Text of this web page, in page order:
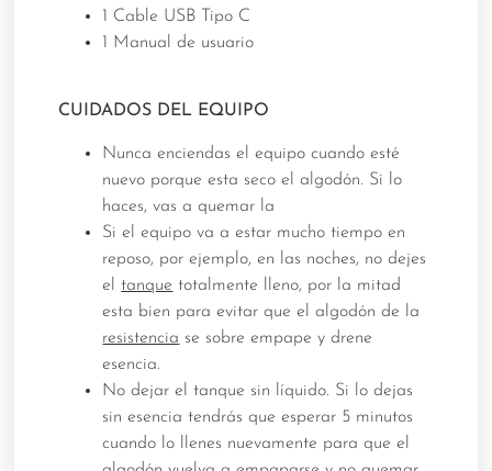
1 Cable USB Tipo C
1 Manual de usuario
CUIDADOS DEL EQUIPO
Nunca enciendas el equipo cuando esté
nuevo porque esta seco el algodón. Si lo
haces, vas a quemar la
Si el equipo va a estar mucho tiempo en
reposo, por ejemplo, en las noches, no dejes
eltanque totalmente lleno, por la mitad
esta bien para evitar que el algodón de la
resistencia se sobre empape y drene
esencia.
No dejar el tanque sin líquido. Si lo dejas
sin esencia tendrás que esperar 5 minutos
cuando lo llenes nuevamente para que el